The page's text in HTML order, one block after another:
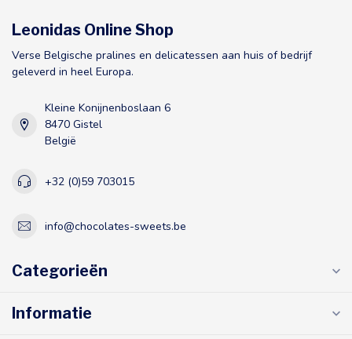
Leonidas Online Shop
Verse Belgische pralines en delicatessen aan huis of bedrijf
geleverd in heel Europa.
Kleine Konijnenboslaan 6
8470 Gistel
België
+32 (0)59 703015
info@chocolates-sweets.be
Categorieën
Informatie